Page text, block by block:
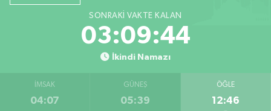
SONRAKI VAKTE KALAN
03:09:43
İkindi Namazı
İMSAK
04:07
GÜNEŞ
05:39
ÖĞLE
12:46